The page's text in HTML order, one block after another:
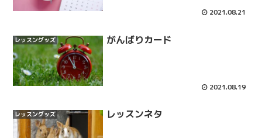
2021.08.21
レッスングッズ がんばりカード
2021.08.19
レッスングッズ レッスンネタ